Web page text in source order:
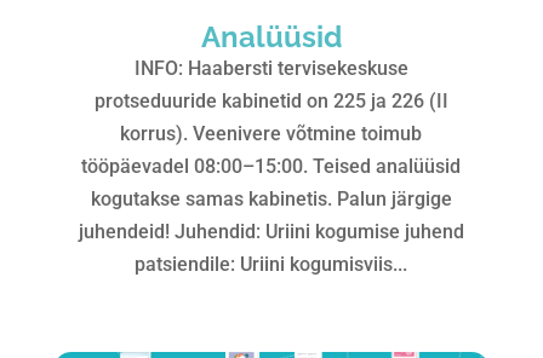
Analüüsid
INFO: Haabersti tervisekeskuse
protseduuride kabinetid on 225 ja 226 (II
korrus). Veenivere võtmine toimub
tööpäevadel 08:00–15:00. Teised analüüsid
kogutakse samas kabinetis. Palun järgige
juhendeid! Juhendid: Uriini kogumise juhend
patsiendile: Uriini kogumisviis...